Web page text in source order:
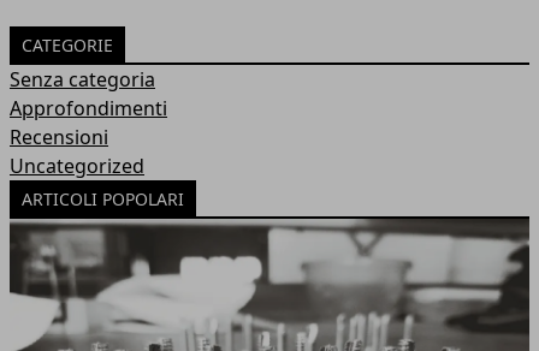
CATEGORIE
Senza categoria
Approfondimenti
Recensioni
Uncategorized
ARTICOLI POPOLARI